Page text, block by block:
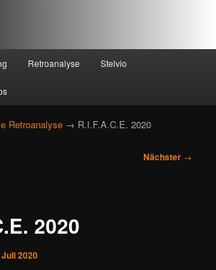
Retroanalyse Stelvio
Retroanalyse → R.I.F.A.C.E. 2020
Nächster →
2020
2020